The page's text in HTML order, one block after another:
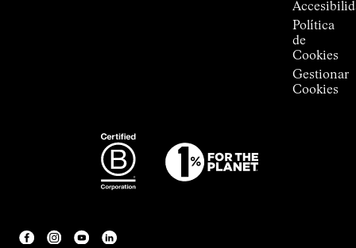
Política
de
Cookies
Gestionar
Cookies